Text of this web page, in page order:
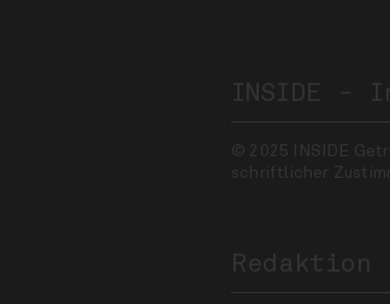
INSIDE -
© 2025 INSIDE
schriftlicher
Redaktion